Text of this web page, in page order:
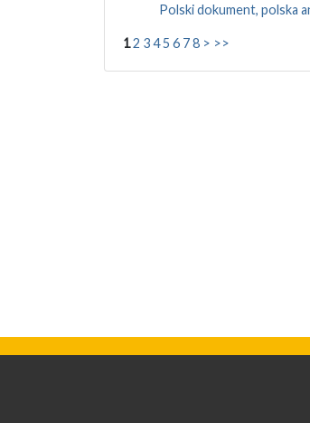
Polski dokument, polska
1 2 3 4 5 6 7 8 > >>